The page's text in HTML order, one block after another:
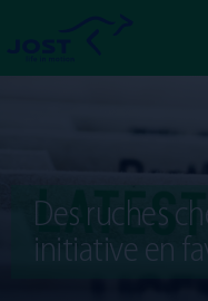
Services
Des ruches
initiative en